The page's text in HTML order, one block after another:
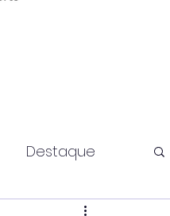
Destaque